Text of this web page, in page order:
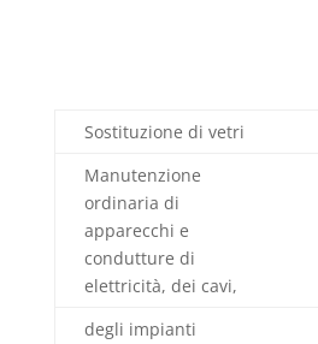
Sostituzione di vetri
Manutenzione
ordinaria di
apparecchi e
condutture di
elettricità, dei cavi,
degli impianti